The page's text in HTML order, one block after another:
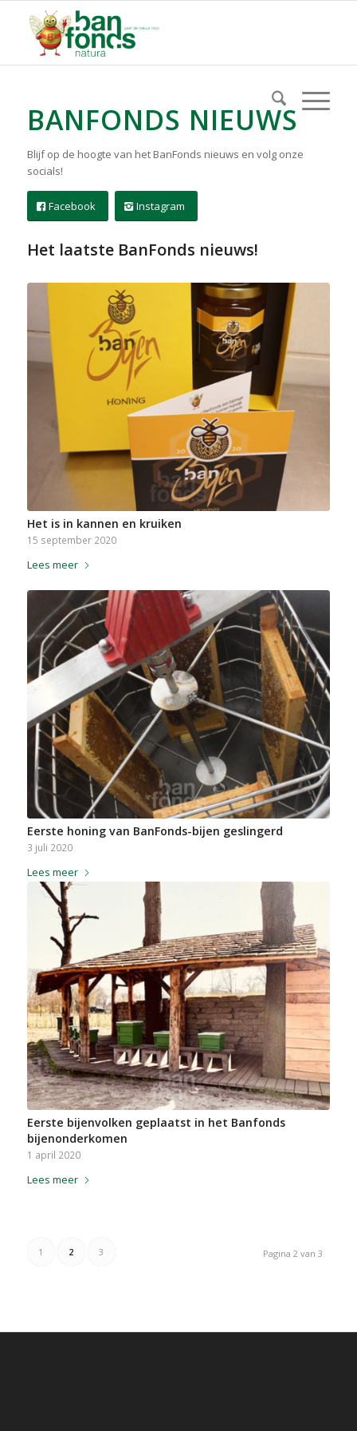
BANFONDS NIEUWS
Blijf op de hoogte van het BanFonds nieuws en volg onze
socials!
Facebook Instagram
Het laatste BanFonds nieuws!
Het is in kannen en kruiken
15 september 2020
Lees meer
Eerste honing van BanFonds-bijen geslingerd
3 juli 2020
Lees meer
Eerste bijenvolken geplaatst in het Banfonds
bijenonderkomen
1 april 2020
Lees meer
Pagina 2 van 3
1 2 3